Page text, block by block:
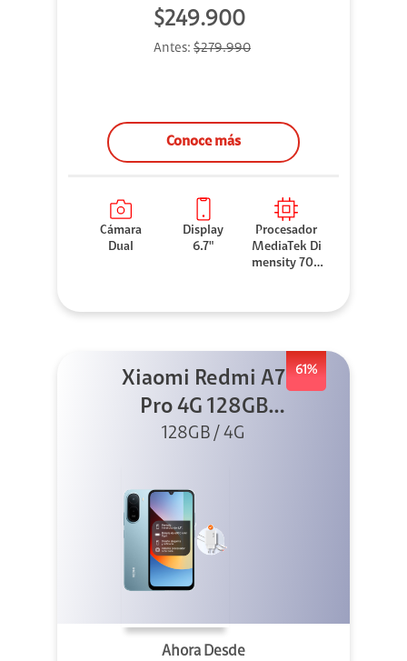
$249.900
Antes: $279.990
Conoce más
Cámara
Dual
Display
6.7"
Procesador
MediaTek Di
mensity 706
61%
Xiaomi Redmi A7
Pro 4G 128GB
Azul + Cargador
128GB / 4G
Ahora Desde